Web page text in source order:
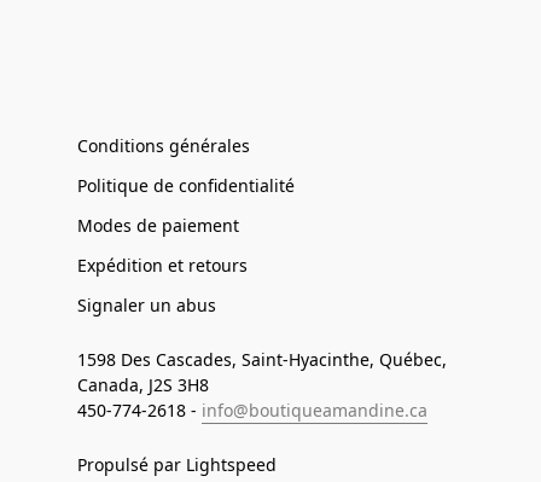
Conditions générales
Politique de confidentialité
Modes de paiement
Expédition et retours
Signaler un abus
1598 Des Cascades, Saint-Hyacinthe, Québec,
Canada, J2S 3H8
450-774-2618 - info@boutiqueamandine.ca
Propulsé par Lightspeed